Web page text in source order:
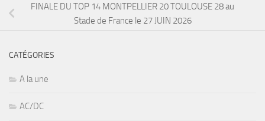
FINALE DU TOP 14 MONTPELLIER 20 TOULOUSE 28 au
Stade de France le 27 JUIN 2026
CATÉGORIES
A la une
AC/DC